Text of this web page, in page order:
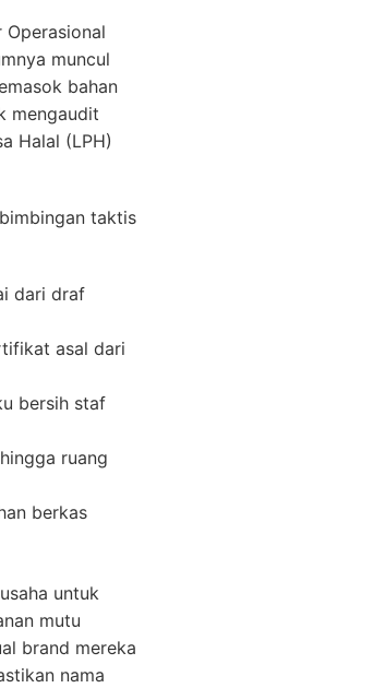
muncul
bahan
mengaudit
Halal (LPH)
taktis
dari draf
asal dari
bersih staf
ruang
berkas
untuk
mutu
brand mereka
nama